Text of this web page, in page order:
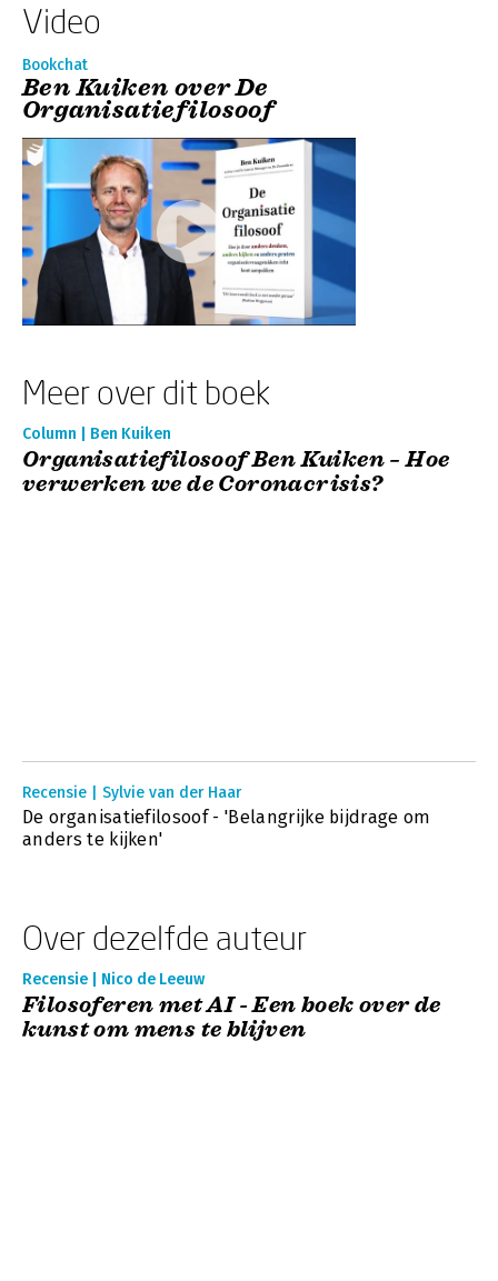
Video
Bookchat
Ben Kuiken over De
Organisatiefilosoof
Meer over dit boek
Column | Ben Kuiken
Organisatiefilosoof Ben Kuiken – Hoe
verwerken we de Coronacrisis?
Recensie | Sylvie van der Haar
De organisatiefilosoof - 'Belangrijke bijdrage om
anders te kijken'
Over dezelfde auteur
Recensie | Nico de Leeuw
Filosoferen met AI - Een boek over de
kunst om mens te blijven